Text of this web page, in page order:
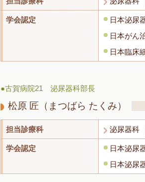
学会認定
日本泌尿
日本がん
日本臨床
●古賀病院21 泌尿器科部長
松原 匠 （まつばら たくみ）
担当診療科 泌尿器科
学会認定
日本泌尿
日本泌尿